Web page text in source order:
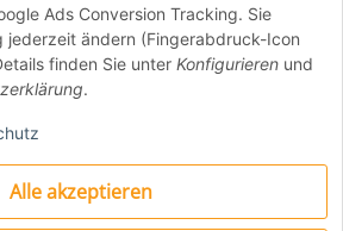
Alle akzeptieren
Ads Conversion Tracking. Sie
jederzeit ändern (Fingerabdruck-Icon
finden Sie unter Konfigurieren und
.
1886 in Castellammare di
und gehört heute zu den